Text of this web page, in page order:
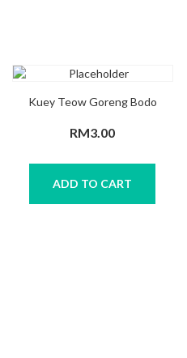
Kuey Teow Goreng Bodo
RM3.00
ADD TO CART